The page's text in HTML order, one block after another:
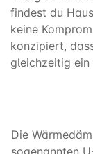
findest du
keine
konzipiert,
gleichzeitig ein
Die
sogenannten